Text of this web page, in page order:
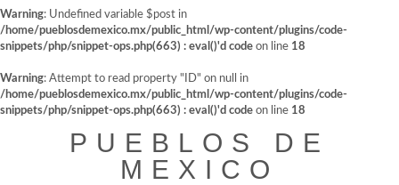
Warning: Undefined variable $post in
/home/pueblosdemexico.mx/public_html/wp-content/plugins/code-
snippets/php/snippet-ops.php(663) : eval()'d code on line 18
Warning: Attempt to read property "ID" on null in
/home/pueblosdemexico.mx/public_html/wp-content/plugins/code-
snippets/php/snippet-ops.php(663) : eval()'d code on line 18
PUEBLOS DE
MEXICO